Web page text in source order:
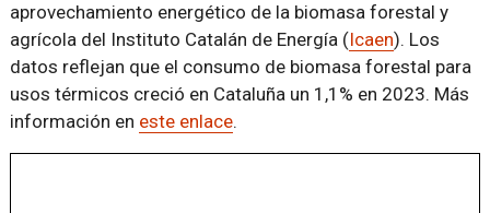
aprovechamiento energético de la biomasa forestal y
agrícola del Instituto Catalán de Energía (Icaen). Los
datos reflejan que el consumo de biomasa forestal para
usos térmicos creció en Cataluña un 1,1% en 2023. Más
información en este enlace.